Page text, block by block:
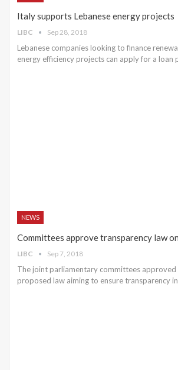
Italy supports Lebanese energy projects
LIBC Sep 28, 2018
Lebanese companies looking to finance
energy efficiency projects can apply for a loan
NEWS
Committees approve transparency law
LIBC Sep 7, 2018
The joint parliamentary committees approved
proposed law aiming to ensure transparency